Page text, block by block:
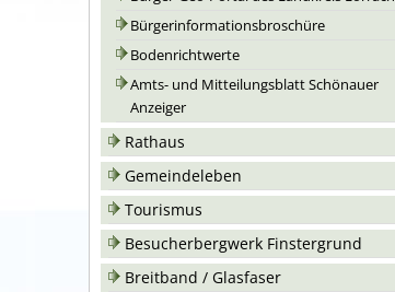
Bürgerinformationsbroschüre
Bodenrichtwerte
Amts- und Mitteilungsblatt Schönauer
Anzeiger
Rathaus
Gemeindeleben
Tourismus
Besucherbergwerk Finstergrund
Breitband / Glasfaser